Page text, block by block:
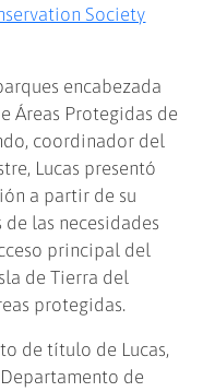
Society
encabezada
Áreas Protegidas de
coordinador del
Lucas presentó
a partir de su
las necesidades
principal del
de Tierra del
protegidas.
de título de Lucas,
de